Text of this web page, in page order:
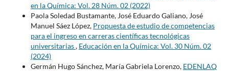
en la Química: Vol. 28 Núm. 02 (2022)
Paola Soledad Bustamante, José Eduardo Galiano, José
Manuel Sáez López, Propuesta de estudio de competencias
para el ingreso en carreras científicas tecnológicas
universitarias, Educación en la Química: Vol. 30 Núm. 02
(2024)
Germán Hugo Sánchez, María Gabriela Lorenzo, EDENLAQ